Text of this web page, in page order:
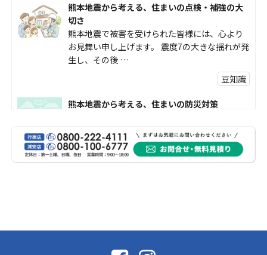
熊本地震から考える、住まいの点検・補強の大
切さ
熊本地震で被害を受けられた皆様には、心より
お見舞い申し上げます。 震度7の大きな揺れが発
生し、その後 …
豆知識
熊本地震から考える、住まいの防災対策
受けられた皆様に、心よりお見舞い申し上げま
す。 今回の地震 …
社長コラム